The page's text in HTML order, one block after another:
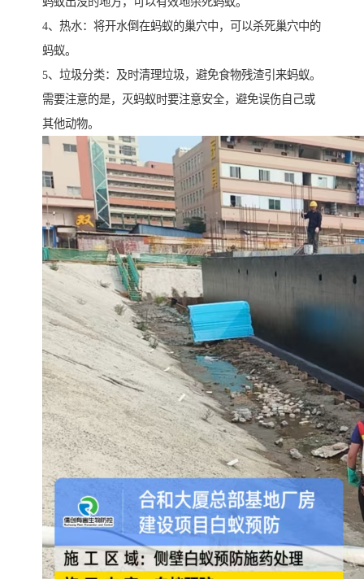
4、热水：将开水倒在蚂蚁的巢穴中，可以杀死巢穴中的
蚂蚁。
5、垃圾分类：及时清理垃圾，避免食物残渣引来蚂蚁。
需要注意的是，灭蚂蚁时要注意安全，避免误伤自己或
其他动物。